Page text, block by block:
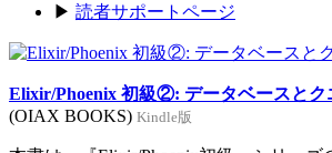
▶ 読者サポートページ
Elixir/Phoenix 初級②: データベースとク
(OIAX BOOKS) Kindle版